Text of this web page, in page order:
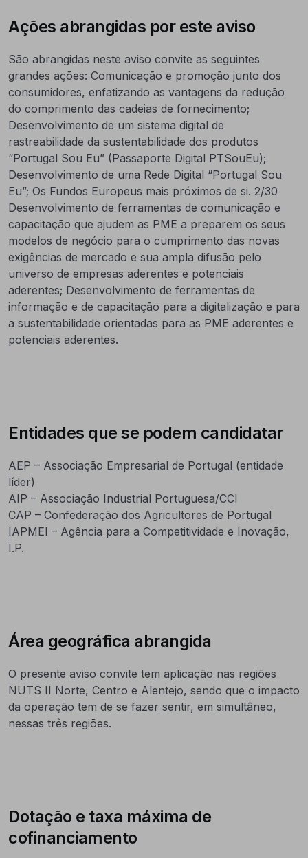
Ações abrangidas por este aviso
São abrangidas neste aviso convite as seguintes
grandes ações: Comunicação e promoção junto dos
consumidores, enfatizando as vantagens da redução
do comprimento das cadeias de fornecimento;
Desenvolvimento de um sistema digital de
rastreabilidade da sustentabilidade dos produtos
“Portugal Sou Eu” (Passaporte Digital PTSouEu);
Desenvolvimento de uma Rede Digital “Portugal Sou
Eu”; Os Fundos Europeus mais próximos de si. 2/30
Desenvolvimento de ferramentas de comunicação e
capacitação que ajudem as PME a preparem os seus
modelos de negócio para o cumprimento das novas
exigências de mercado e sua ampla difusão pelo
universo de empresas aderentes e potenciais
aderentes; Desenvolvimento de ferramentas de
informação e de capacitação para a digitalização e para
a sustentabilidade orientadas para as PME aderentes e
potenciais aderentes.
Entidades que se podem candidatar
AEP – Associação Empresarial de Portugal (entidade
líder)
AIP – Associação Industrial Portuguesa/CCI
CAP – Confederação dos Agricultores de Portugal
IAPMEI – Agência para a Competitividade e Inovação,
I.P.
Área geográfica abrangida
O presente aviso convite tem aplicação nas regiões
NUTS II Norte, Centro e Alentejo, sendo que o impacto
da operação tem de se fazer sentir, em simultâneo,
nessas três regiões.
Dotação e taxa máxima de
cofinanciamento